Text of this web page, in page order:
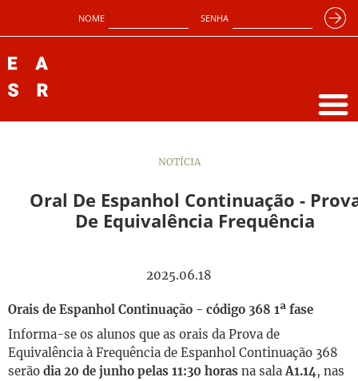
NOME SENHA
NOTÍCIA
Oral De Espanhol Continuação -
De Equivalência Frequência
2025.06.18
Orais de Espanhol Continuação - código 368 1ª fase
Informa-se os alunos que as orais da Prova de
Equivalência à Frequência de Espanhol Continuação 368
serão dia 20 de junho pelas 11:30 horas na salaA1.14, nas